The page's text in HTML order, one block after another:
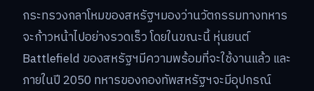
กระทรวงกลาโหมของสหรัฐฯมองว่านวัตกรรมทางทหาร
จะก้าวหน้าไปอย่างรวดเร็ว โดยในขณะนี้ หุ่นยนต์
Battlefield ของสหรัฐฯมีความพร้อมที่จะใช้งานแล้ว และ
ภายในปี 2050 ทหารของกองทัพสหรัฐฯจะมีอุปกรณ์